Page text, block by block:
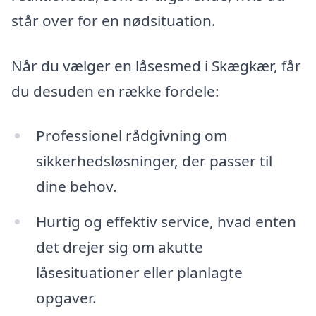
står over for en nødsituation.
Når du vælger en låsesmed i Skægkær, får
du desuden en række fordele:
Professionel rådgivning om
sikkerhedsløsninger, der passer til
dine behov.
Hurtig og effektiv service, hvad enten
det drejer sig om akutte
låsesituationer eller planlagte
opgaver.